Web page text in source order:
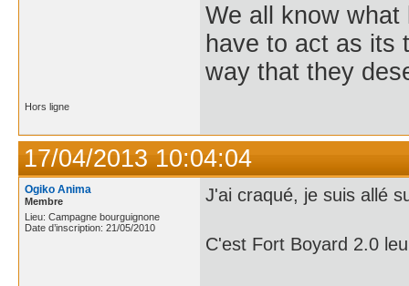
We all know what
have to act as its
way that they
Hors ligne
17/04/2013 10:04:04
Ogiko Anima
Membre
Lieu: Campagne bourguignone
Date d’inscription: 21/05/2010
J'ai craqué, je suis allé
C'est Fort Boyard 2.0